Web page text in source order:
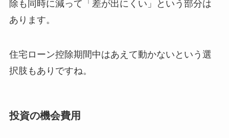
除も同時に減って「差が出にくい」という部分は
あります。
住宅ローン控除期間中はあえて動かないという選
択肢もありですね。
投資の機会費用